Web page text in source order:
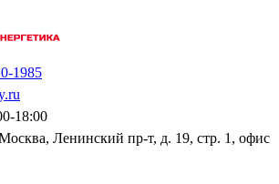
1985
18:00
Ленинский пр-т, д. 19, стр. 1, офис